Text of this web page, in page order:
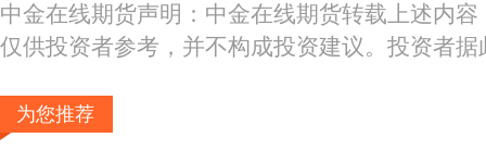
中金在线期货声明：中金在线期货转载上述内
仅供投资者参考，并不构成投资建议。投资者
为您推荐